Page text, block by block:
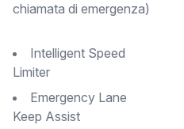
chiamata di emergenza)
Intelligent Speed
Limiter
Emergency Lane
Keep Assist